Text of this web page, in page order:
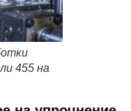
455 на